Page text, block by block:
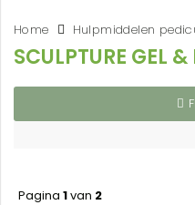
Home Hulpmiddelen
SCULPTURE GEL &
Pagina 1van 2